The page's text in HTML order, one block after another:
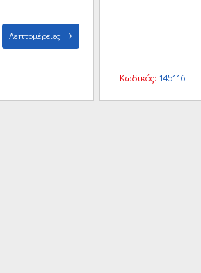
Λεπτομέρειες
Κωδικός: 145116